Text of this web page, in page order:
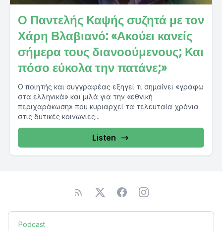
Ο Παντελής Καψής συζητά με τον
Χάρη Βλαβιανό: «Ακούει κανείς
σήμερα τους διανοούμενους; Και
πόσο εύκολα την πατάνε;»
O ποιητής και συγγραφέας εξηγεί τι σημαίνει «γράφω
στα ελληνικά» και μιλά για την «εθνική
περιχαράκωση» που κυριαρχεί τα τελευταία χρόνια
στις δυτικές κοινωνίες...
Listen
Podcast